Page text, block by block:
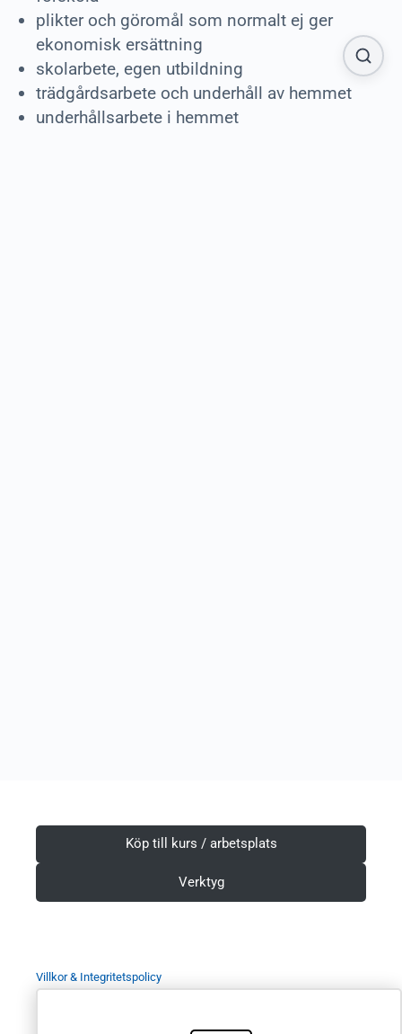
plikter och göromål som normalt ej ger
ekonomisk ersättning
skolarbete, egen utbildning
trädgårdsarbete och underhåll av hemmet
underhållsarbete i hemmet
Köp till kurs / arbetsplats
Verktyg
Villkor & Integritetspolicy